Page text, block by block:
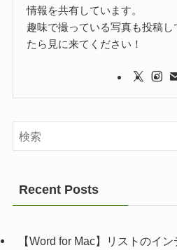
情報を共有しています。
趣味で撮っている写真も投稿
たら見に来てください！
Recent Posts
【Word for Mac】リストのイ